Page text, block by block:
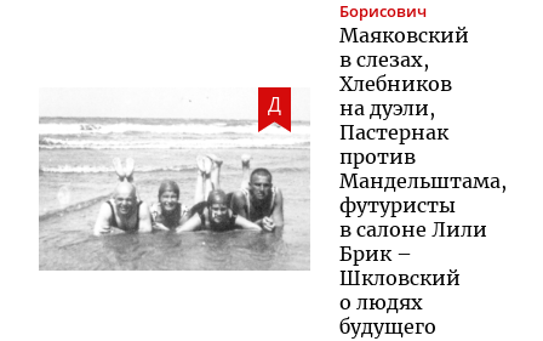
Д
Борисович
Маяковский
в слезах,
Хлебников
на дуэли,
Пастернак
против
Мандельштама,
футуристы
в салоне Лили
Брик –
Шкловский
о людях
будущего